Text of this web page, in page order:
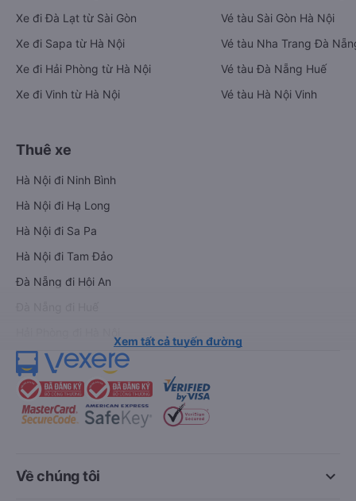
Xe đi Đà Lạt từ Sài Gòn
Xe đi Sapa từ Hà Nội
Xe đi Hải Phòng từ Hà Nội
Xe đi Vinh từ Hà Nội
Vé tàu Sài Gòn Hà Nội
Vé tàu Nha Trang Đà
Vé tàu Đà Nẵng Huế
Vé tàu Hà Nội Vinh
Thuê xe
Hà Nội đi Ninh Bình
Hà Nội đi Hạ Long
Hà Nội đi Sa Pa
Hà Nội đi Tam Đảo
Đà Nẵng đi Hội An
Xem tất cả tuyến đường
keyboard_arrow_down
Về chúng tôi